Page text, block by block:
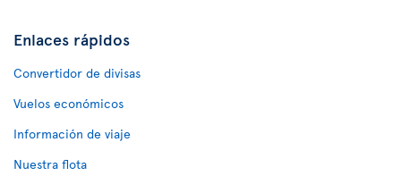
Enlaces rápidos
Convertidor de divisas
Vuelos económicos
Información de viaje
Nuestra flota